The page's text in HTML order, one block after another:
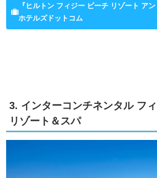
『ヒルトン フィジー ビーチ リゾート ア
ホテルズドットコム
3. インターコンチネンタル フ
リゾート＆スパ